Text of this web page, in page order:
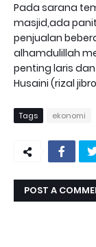
Pada sarana
masjid,ada
penjualan
alhamdulillah
penting laris
Husaini (rizal
Tags ekonomi
POST A